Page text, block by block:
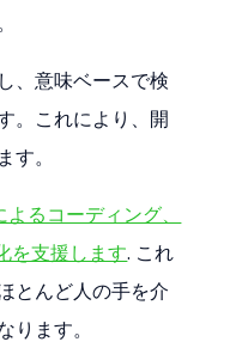
、意味ベースで検
。これにより、開
。
るコーディング、
を支援します. これ
とんど人の手を介
ります。